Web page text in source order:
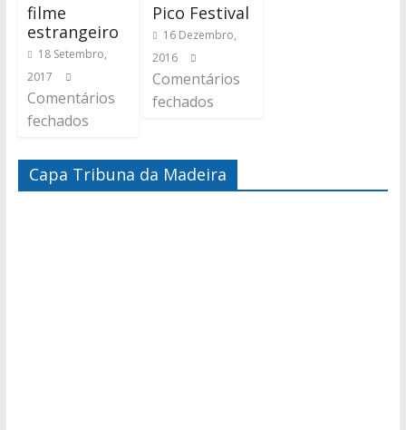
filme
estrangeiro
18 Setembro,
2017
Comentários
fechados
Pico Festival
16 Dezembro,
2016
Comentários
fechados
Capa Tribuna da Madeira